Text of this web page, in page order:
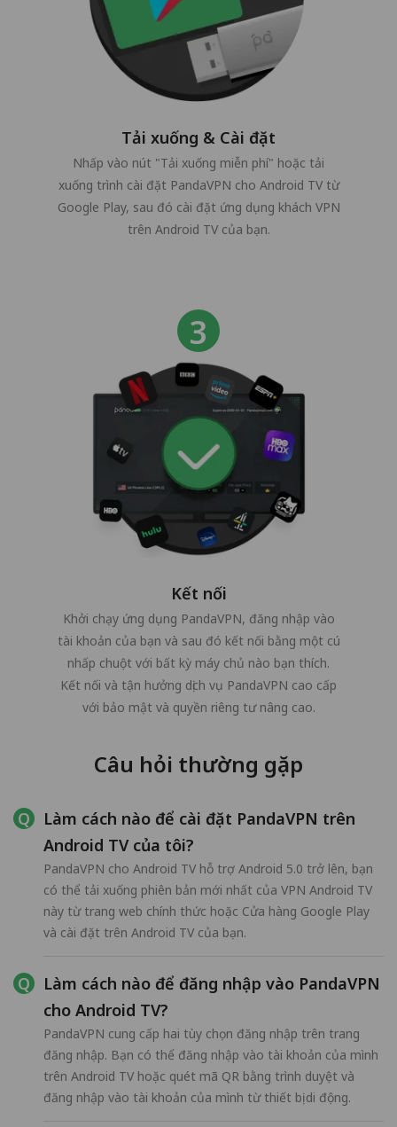
Tải xuống & Cài đặt
Nhấp vào nút "Tải xuống miễn phí" hoặc tải
xuống trình cài đặt PandaVPN cho Android TV từ
Google Play, sau đó cài đặt ứng dụng khách VPN
trên Android TV của bạn.
Kết nối
Khởi chạy ứng dụng PandaVPN, đăng nhập vào
tài khoản của bạn và sau đó kết nối bằng một cú
nhấp chuột với bất kỳ máy chủ nào bạn thích.
Kết nối và tận hưởng dịch vụ PandaVPN cao cấp
với bảo mật và quyền riêng tư nâng cao.
Câu hỏi thường gặp
Làm cách nào để cài đặt PandaVPN trên
Android TV của tôi?
PandaVPN cho Android TV hỗ trợ Android 5.0 trở lên, bạn
có thể tải xuống phiên bản mới nhất của VPN Android TV
này từ trang web chính thức hoặc Cửa hàng Google Play
và cài đặt trên Android TV của bạn.
Làm cách nào để đăng nhập vào PandaVPN
cho Android TV?
PandaVPN cung cấp hai tùy chọn đăng nhập trên trang
đăng nhập. Bạn có thể đăng nhập vào tài khoản của mình
trên Android TV hoặc quét mã QR bằng trình duyệt và
đăng nhập vào tài khoản của mình từ thiết bị di động.